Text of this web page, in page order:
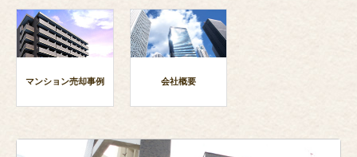
マンション売却事例 会社概要